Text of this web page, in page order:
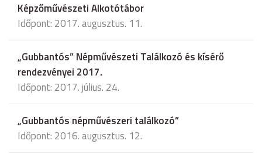
Képzőművészeti Alkotótábor
Időpont: 2017. augusztus. 11.
„Gubbantós” Népművészeti Találkozó és kísérő
rendezvényei 2017.
Időpont: 2017. július. 24.
„Gubbantós népművészeri találkozó”
Időpont: 2016. augusztus. 12.